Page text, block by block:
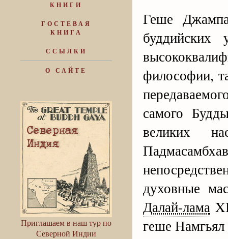
КНИГИ
ГОСТЕВАЯ
КНИГА
ССЫЛКИ
О САЙТЕ
Приглашаем в наш тур по
Северной Индии
Геше
философии,
самого
великих
духовные
Далай-лама
геше